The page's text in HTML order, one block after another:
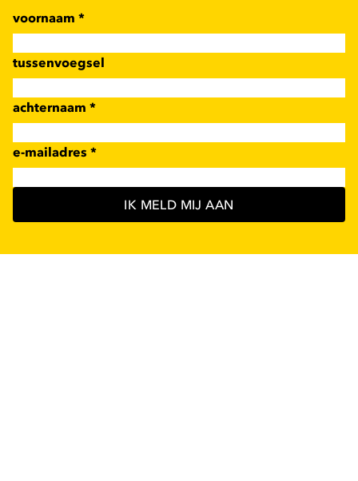
voornaam *
tussenvoegsel
achternaam *
e-mailadres *
IK MELD MIJ AAN